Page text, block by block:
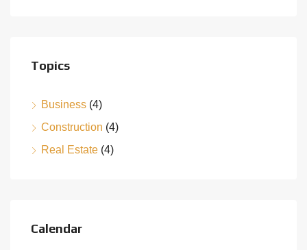
Topics
Business (4)
Construction (4)
Real Estate (4)
Calendar